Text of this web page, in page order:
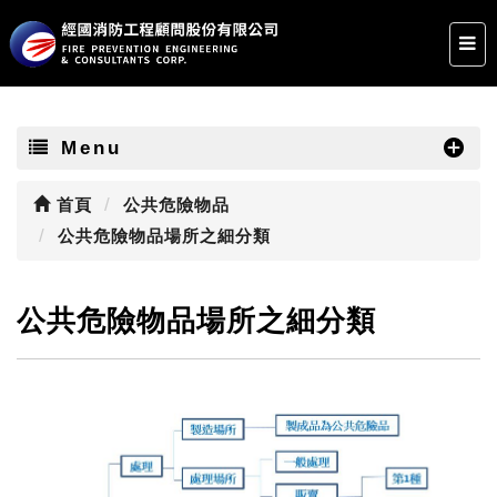
Menu
首頁
公共危險物品
公共危險物品場所之細分類
公共危險物品場所之細分類